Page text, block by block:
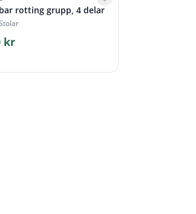
rotting grupp, 4 delar
kr